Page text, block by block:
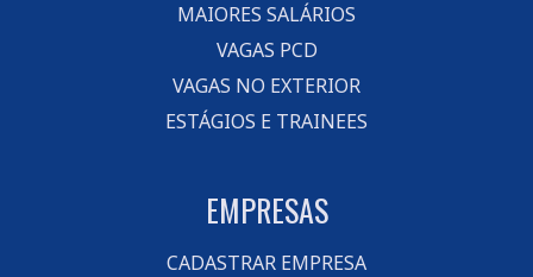
MAIORES SALÁRIOS
VAGAS PCD
VAGAS NO EXTERIOR
ESTÁGIOS E TRAINEES
EMPRESAS
CADASTRAR EMPRESA